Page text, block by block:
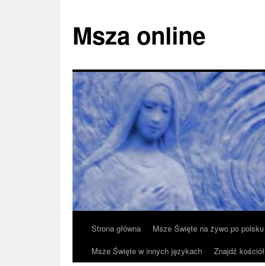
Msza online
Strona główna Msze Święte na żywo po polsku
Msze Święte w innych językach
Znajdź kościół